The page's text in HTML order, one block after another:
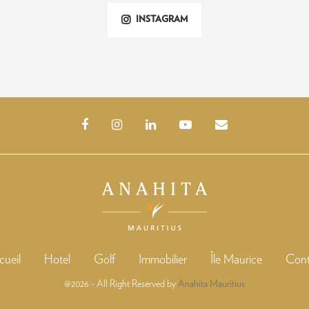
INSTAGRAM
Hotel Golf Immobilier Île Maurice
@2026 - All Right Reserved by Anahita Mauritius